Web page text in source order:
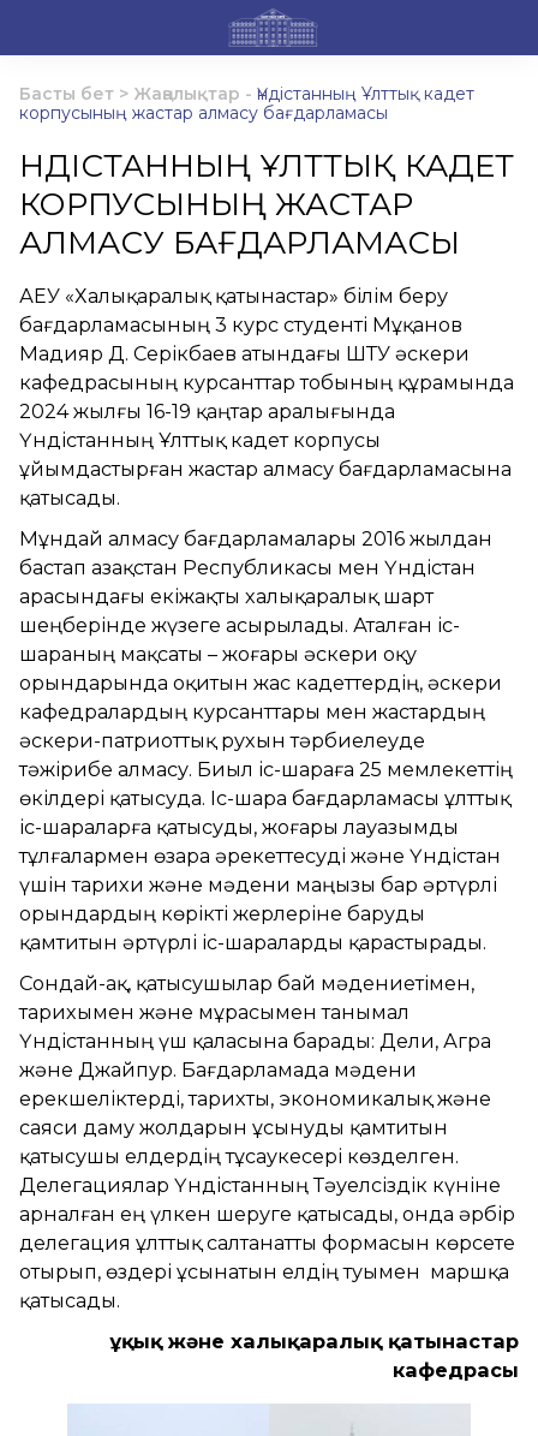
Басты бет > Жаңалықтар - Үндістанның Ұлттық кадет
корпусының жастар алмасу бағдарламасы
ҮНДІСТАННЫҢ ҰЛТТЫҚ КАДЕТ
КОРПУСЫНЫҢ ЖАСТАР
АЛМАСУ БАҒДАРЛАМАСЫ
ҚАЕУ «Халықаралық қатынастар» білім беру
бағдарламасының 3 курс студенті Мұқанов
Мадияр Д. Серікбаев атындағы ШҚТУ әскери
кафедрасының курсанттар тобының құрамында
2024 жылғы 16-19 қаңтар аралығында
Үндістанның Ұлттық кадет корпусы
ұйымдастырған жастар алмасу бағдарламасына
қатысады.
Мұндай алмасу бағдарламалары 2016 жылдан
бастап Қазақстан Республикасы мен Үндістан
арасындағы екіжақты халықаралық шарт
шеңберінде жүзеге асырылады. Аталған іс-
шараның мақсаты – жоғары әскери оқу
орындарында оқитын жас кадеттердің, әскери
кафедралардың курсанттары мен жастардың
әскери-патриоттық рухын тәрбиелеуде
тәжірибе алмасу. Биыл іс-шараға 25 мемлекеттің
өкілдері қатысуда. Іс-шара бағдарламасы ұлттық
іс-шараларға қатысуды, жоғары лауазымды
тұлғалармен өзара әрекеттесуді және Үндістан
үшін тарихи және мәдени маңызы бар әртүрлі
орындардың көрікті жерлеріне баруды
қамтитын әртүрлі іс-шараларды қарастырады.
Сондай-ақ, қатысушылар бай мәдениетімен,
тарихымен және мұрасымен танымал
Үндістанның үш қаласына барады: Дели, Агра
және Джайпур. Бағдарламада мәдени
ерекшеліктерді, тарихты, экономикалық және
саяси даму жолдарын ұсынуды қамтитын
қатысушы елдердің тұсаукесері көзделген.
Делегациялар Үндістанның Тәуелсіздік күніне
арналған ең үлкен шеруге қатысады, онда әрбір
делегация ұлттық салтанатты формасын көрсете
отырып, өздері ұсынатын елдің туымен маршқа
қатысады.
Құқық және халықаралық қатынастар
кафедрасы